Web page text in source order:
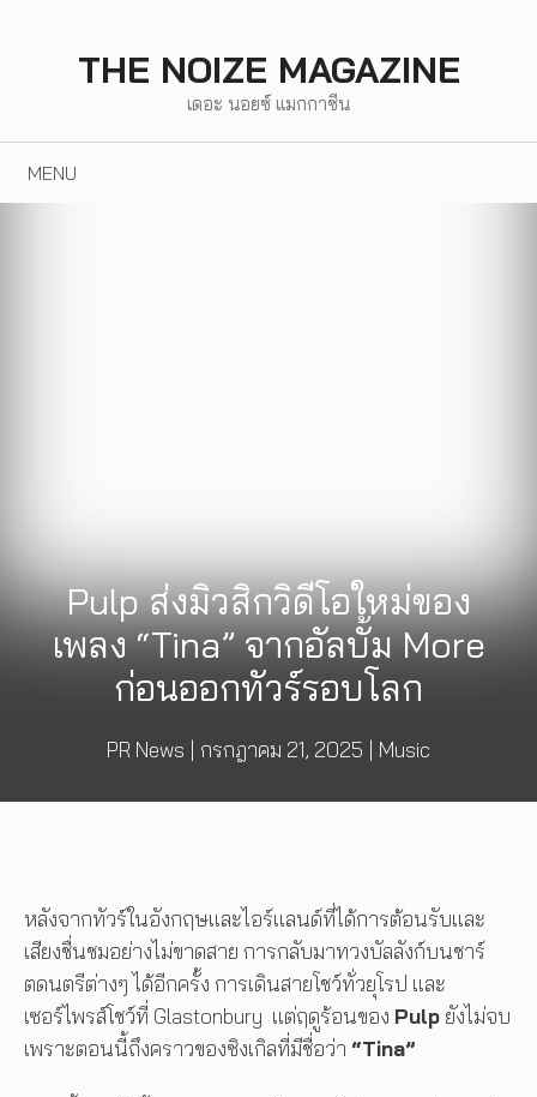
THE NOIZE MAGAZINE
เดอะ นอยซ์ แมกกาซีน
MENU
Pulp ส่งมิวสิกวิดีโอใหม่ของ
เพลง “Tina” จากอัลบั้ม More
ก่อนออกทัวร์รอบโลก
PR News | กรกฎาคม 21, 2025 | Music
หลังจากทัวร์ในอังกฤษและไอร์แลนด์ที่ได้การต้อนรับและ
เสียงชื่นชมอย่างไม่ขาดสาย การกลับมาทวงบัลลังก์บนชาร์
ตดนตรีต่างๆ ได้อีกครั้ง การเดินสายโชว์ทั่วยุโรป และ
เซอร์ไพรส์โชว์ที่ Glastonbury แต่ฤดูร้อนของ Pulp ยังไม่จบ
เพราะตอนนี้ถึงคราวของซิงเกิลที่มีชื่อว่า “Tina”